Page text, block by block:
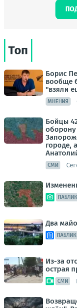
Топ
Борис
вообще
"взяли
МНЕНИЯ
Бойцы
городе,
СМИ
Два
Из-за
острая
СМИ